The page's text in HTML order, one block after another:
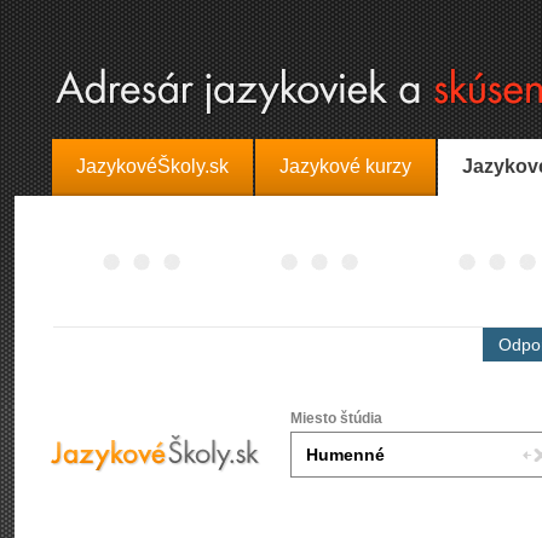
JazykovéŠkoly.sk Jazykové kurzy
Miesto štúdia